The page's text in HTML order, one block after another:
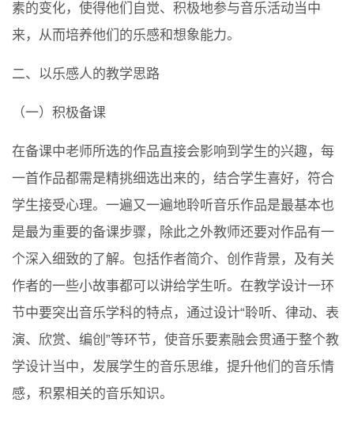
素的变化，使得他们自觉、积极地参与音乐活动当中
来，从而培养他们的乐感和想象能力。
二、以乐感人的教学思路
（一）积极备课
在备课中老师所选的作品直接会影响到学生的兴趣，每
一首作品都需是精挑细选出来的，结合学生喜好，符合
学生接受心理。一遍又一遍地聆听音乐作品是最基本也
是最为重要的备课步骤，除此之外教师还要对作品有一
个深入细致的了解。包括作者简介、创作背景，及有关
作者的一些小故事都可以讲给学生听。在教学设计一环
节中要突出音乐学科的特点，通过设计“聆听、律动、表
演、欣赏、编创”等环节，使音乐要素融会贯通于整个教
学设计当中，发展学生的音乐思维，提升他们的音乐情
感，积累相关的音乐知识。